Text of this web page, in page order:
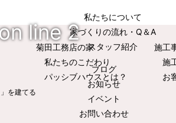
私たちについて
家づくりの流れ・Q＆A
スタッフ紹介
ブログ
お知らせ
イベント
お問い合わせ
line2
を建てる
菊田工務店の家
私たちのこだわり
パッシブハウスとは？
施⼯
施
お